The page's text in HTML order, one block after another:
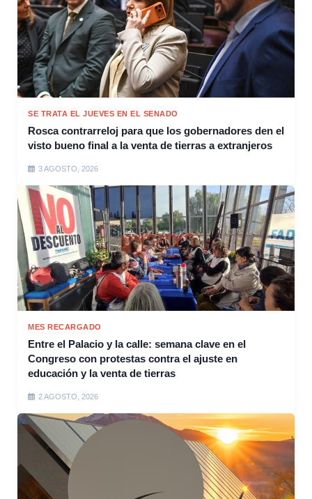
SE TRATA EL JUEVES EN EL SENADO
Rosca contrarreloj para que los gobernadores den el
visto bueno final a la venta de tierras a extranjeros
3 AGOSTO, 2026
MES RECARGADO
Entre el Palacio y la calle: semana clave en el
Congreso con protestas contra el ajuste en
educación y la venta de tierras
2 AGOSTO, 2026